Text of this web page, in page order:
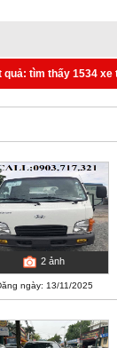
quả: tìm thấy 1534
2 ảnh
ngày: 13/11/2025